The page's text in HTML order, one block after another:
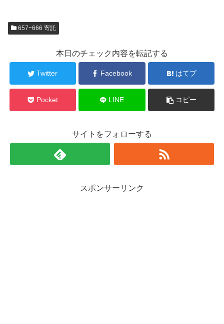
657~666 寄託
本日のチェック内容を転記する
Twitter Facebook はてブ
Pocket LINE コピー
サイトをフォローする
スポンサーリンク